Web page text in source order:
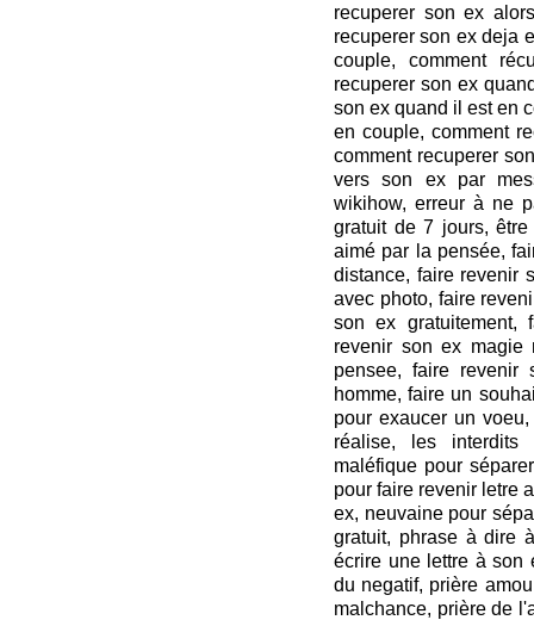
recuperer son ex
recuperer son ex deja
couple, comment
recuperer son ex
son ex quand il est en
en couple, comment
comment recuperer
vers son ex par
wikihow, erreur à ne
gratuit de 7 jours,
aimé par la pensée,
distance, faire revenir
avec photo, faire
son ex gratuitement,
revenir son ex magie
pensee, faire
homme, faire un
pour exaucer un
réalise, les interdits
maléfique pour
pour faire revenir letre
ex, neuvaine pour
gratuit, phrase à dire
écrire une lettre à son
du negatif, prière
malchance, prière de